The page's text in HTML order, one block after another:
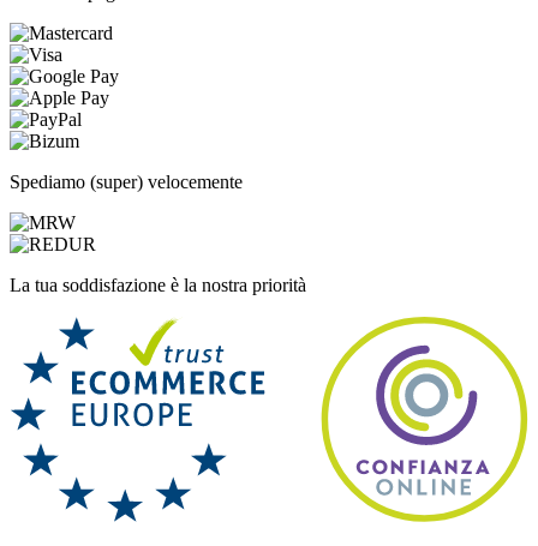
Spediamo (super) velocemente
La tua soddisfazione è la nostra priorità